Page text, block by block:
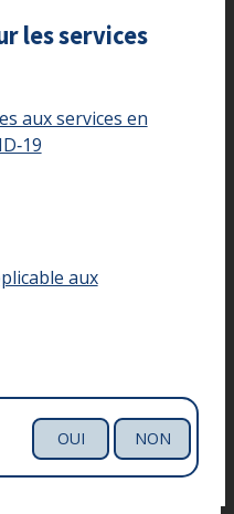
les services
aux services en
aux
OUI NON